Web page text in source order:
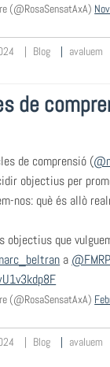
(@RosaSensatAxA)
Blog avaluem
de
de comprensió (
objectius per
nos: què és allò
objectius que
a
(@RosaSensatAxA)
Blog avaluem